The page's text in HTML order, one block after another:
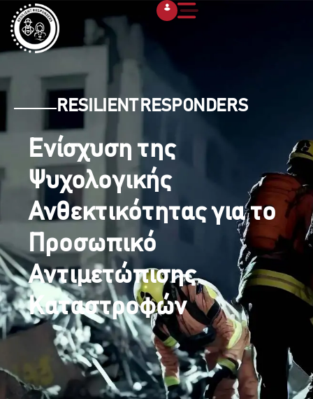
RESILIENT RESPONDERS
Ενίσχυση της
Ψυχολογικής
Ανθεκτικότητας για το
Προσωπικό
Αντιμετώπισης
Καταστροφών